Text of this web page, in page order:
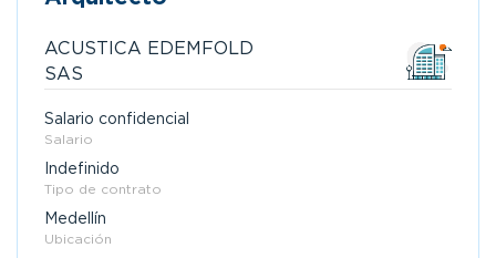
ACUSTICA EDEMFOLD
SAS
Salario confidencial
Salario
Indefinido
Tipo de contrato
Medellín
Ubicación